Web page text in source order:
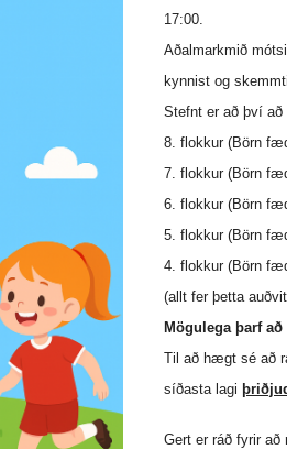
17:00.
Aðalmarkmið
kynnist og
Stefnt er að því
8. flokkur (Börn
7. flokkur (Börn
6. flokkur (Börn
5. flokkur (Börn
4. flokkur (Börn
(allt fer þetta
Mögulega þarf
Til að hægt sé að
síðasta lagi
Gert er ráð fyrir að